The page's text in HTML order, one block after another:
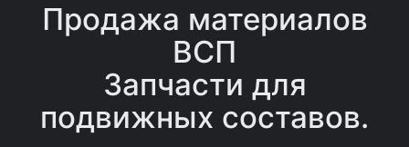
Продажа материалов
ВСП
Запчасти для
подвижных составов.